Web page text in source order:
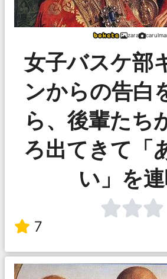
zara
女子バスケ部
ンからの告白
ら、後輩たち
ろ出てきて「
い」を
7